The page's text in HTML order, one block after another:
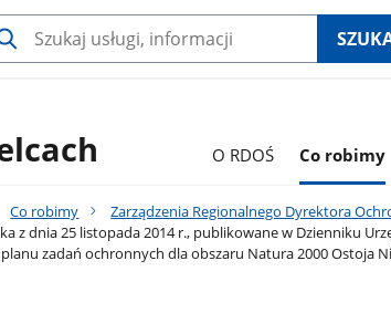
O RDOŚ Co robimy
Co robimy Zarządzenia Regionalnego Dyrektora
z dnia 25 listopada 2014 r., publikowane w Dzienniku
zadań ochronnych dla obszaru Natura 2000 Ostoja